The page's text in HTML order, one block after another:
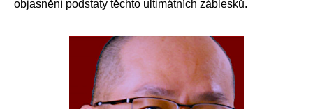
objasnění podstaty těchto ultimátních záblesků.